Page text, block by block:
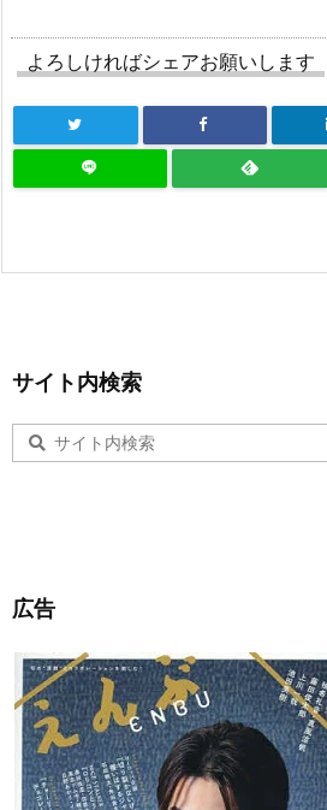
よろしければシェアお願いします
サイト内検索
広告